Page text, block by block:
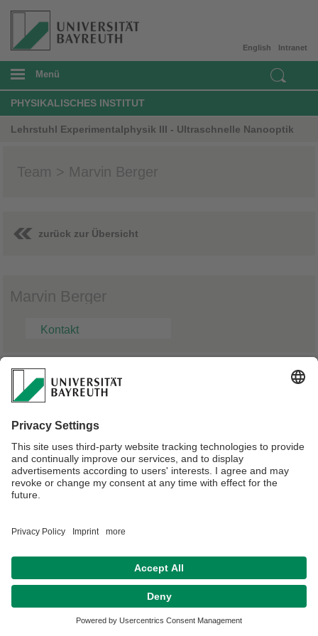
Intranet
English
Menü
PHYSIKALISCHES INSTITUT
Lehrstuhl Experimentalphysik III - Ultraschnelle Nanooptik
Team > Marvin Berger
zurück zur Übersicht
Marvin Berger
Kontakt
Master-Student
Verantwortlich für die Redaktion:Angelika Maier-Raithel
Impressum Hausordnung